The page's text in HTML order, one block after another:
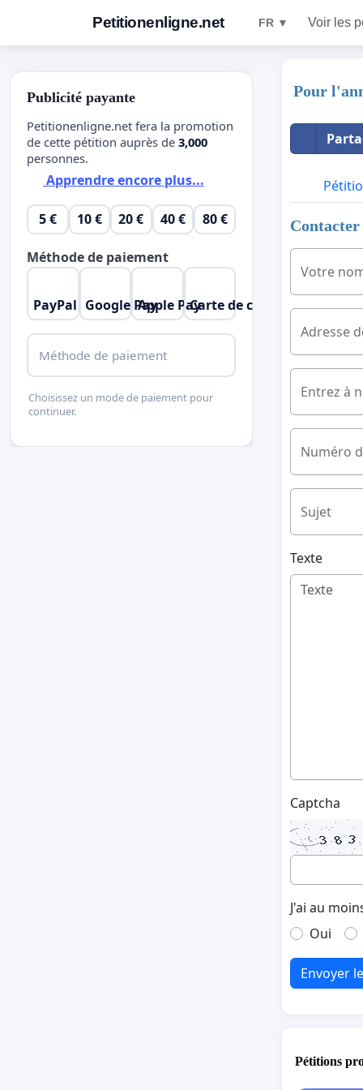
Petitionenligne.net FR ▼ Voir les
Pour
Votre
Adresse
Entrez à
Numéro
Sujet
Texte
Captcha
J'ai au
Oui
Envoyer
Pétitions
Publicité payante
Petitionenligne.net fera la promotion
de cette pétition auprès de 3,000
personnes.
Apprendre encore plus...
5 € 10 € 20 € 40 € 80 €
Méthode de paiement
PayPal Google PayApple PayCarte de crédit
Méthode de paiement
Choisissez un mode de paiement pour
continuer.